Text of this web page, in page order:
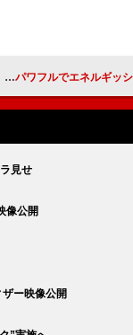
緑黄色社会、パワフルでエネ
見せ
像公開
ー映像公開